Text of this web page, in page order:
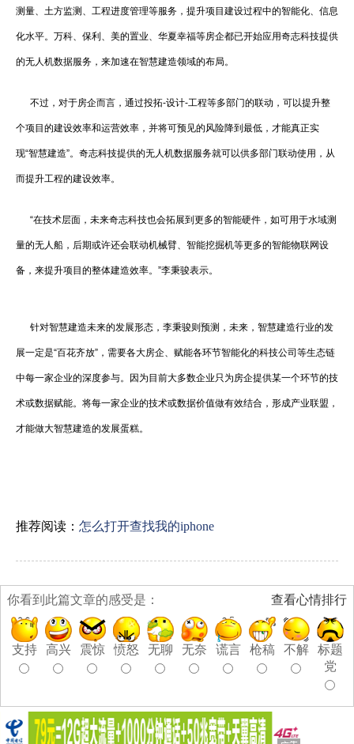
测量、土方监测、工程进度管理等服务，提升项目建设过程中的智能化、信息
化水平。万科、保利、美的置业、华夏幸福等房企都已开始应用奇志科技提供
的无人机数据服务，来加速在智慧建造领域的布局。
不过，对于房企而言，通过投拓-设计-工程等多部门的联动，可以提升整
个项目的建设效率和运营效率，并将可预见的风险降到最低，才能真正实
现“智慧建造”。奇志科技提供的无人机数据服务就可以供多部门联动使用，从
而提升工程的建设效率。
“在技术层面，未来奇志科技也会拓展到更多的智能硬件，如可用于水域测
量的无人船，后期或许还会联动机械臂、智能挖掘机等更多的智能物联网设
备，来提升项目的整体建造效率。”李秉骏表示。
针对智慧建造未来的发展形态，李秉骏则预测，未来，智慧建造行业的发
展一定是“百花齐放”，需要各大房企、赋能各环节智能化的科技公司等生态链
中每一家企业的深度参与。因为目前大多数企业只为房企提供某一个环节的技
术或数据赋能。将每一家企业的技术或数据价值做有效结合，形成产业联盟，
才能做大智慧建造的发展蛋糕。
推荐阅读： 怎么打开查找我的iphone
查看心情排行
你看到此篇文章的感受是：
支持 高兴 震惊 愤怒 无聊 无奈 谎言 枪稿 不解
标题
党